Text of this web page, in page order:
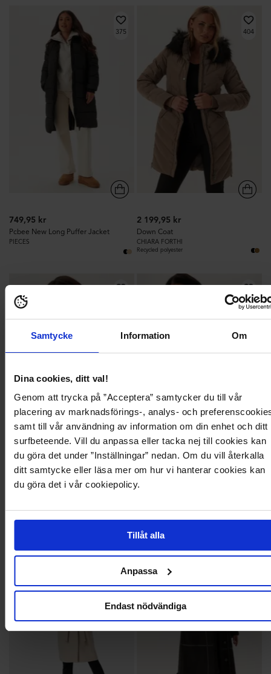
Samtycke Information Om
Dina cookies, ditt val!
Genom att trycka på ”Acceptera” samtycker du till vår
placering av marknadsförings-, analys- och
samt till vår användning av information om din enhet och ditt
surfbeteende. Vill du anpassa eller tacka nej till cookies kan
du göra det under ”Inställningar” nedan. Om du vill återkalla
ditt samtycke eller läsa mer om hur vi hanterar cookies kan
du göra det i vår cookiepolicy.
Tillåt alla
Anpassa
Endast nödvändiga
375
749,95 kr
Pcbee New Long Puffer Jacket
PIECES
404
2 199,95 kr
Down Coat
CHIARA FORTHI
Recycled polyester
1 849,95 kr
HOLLIES
445
2 199,95 kr
ROCKANDBLUE